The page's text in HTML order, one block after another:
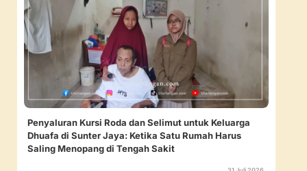
Penyaluran Kursi Roda dan Selimut untuk Keluarga
Dhuafa di Sunter Jaya: Ketika Satu Rumah Harus
Saling Menopang di Tengah Sakit